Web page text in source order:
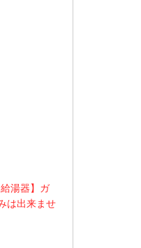
湯器】ガ
は出来ませ